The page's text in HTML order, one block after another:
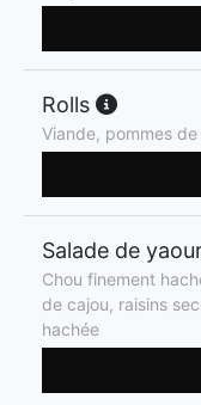
Rolls
Viande, pommes
Salade de
Chou finement
de cajou, raisins
hachée